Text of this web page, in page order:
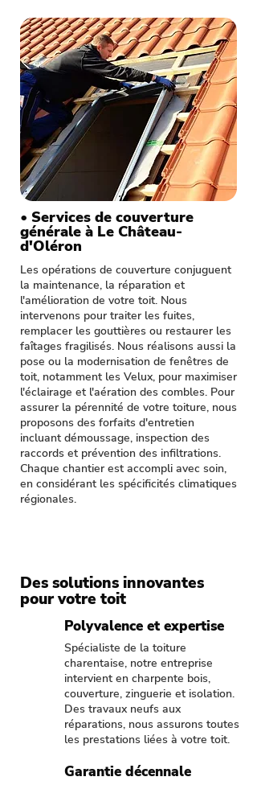
• Services de couverture
générale à Le Château-
d'Oléron
Les opérations de couverture conjuguent
la maintenance, la réparation et
l'amélioration de votre toit. Nous
intervenons pour traiter les fuites,
remplacer les gouttières ou restaurer les
faîtages fragilisés. Nous réalisons aussi la
pose ou la modernisation de fenêtres de
toit, notamment les Velux, pour maximiser
l'éclairage et l'aération des combles. Pour
assurer la pérennité de votre toiture, nous
proposons des forfaits d'entretien
incluant démoussage, inspection des
raccords et prévention des infiltrations.
Chaque chantier est accompli avec soin,
en considérant les spécificités climatiques
régionales.
Des solutions innovantes
pour votre toit
Polyvalence et expertise
Spécialiste de la toiture
charentaise, notre entreprise
intervient en charpente bois,
couverture, zinguerie et isolation.
Des travaux neufs aux
réparations, nous assurons toutes
les prestations liées à votre toit.
Garantie décennale